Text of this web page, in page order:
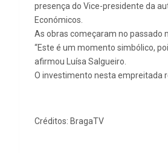
presença do Vice-presidente da
Económicos.
As obras começaram no passado
“Este é um momento simbólico,
afirmou Luísa Salgueiro.
O investimento nesta empreitada
Créditos: BragaTV